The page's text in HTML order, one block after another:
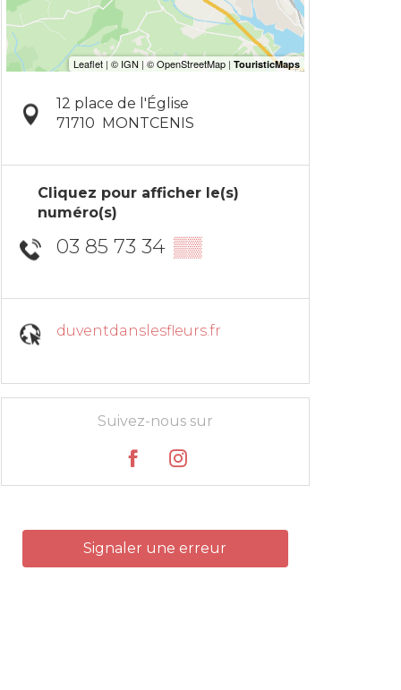
12 place de l'Église
71710 MONTCENIS
Cliquez pour afficher le(s)
numéro(s)
03 85 73 34 ▒▒
duventdanslesfleurs.fr
Suivez-nous sur
Signaler une erreur